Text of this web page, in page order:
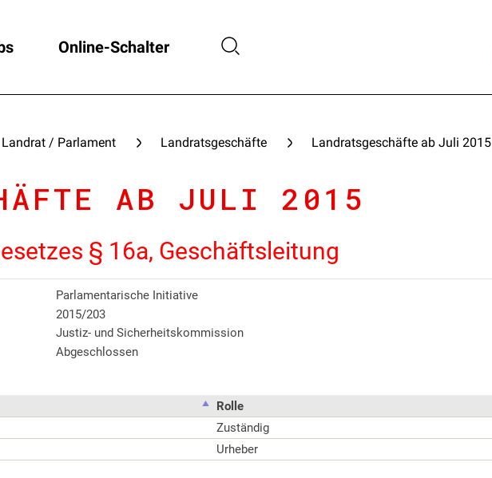
Online-Schalter
Landrat / Parlament Landratsgeschäfte Landratsgeschäfte ab Juli 2015
AB JULI 2015